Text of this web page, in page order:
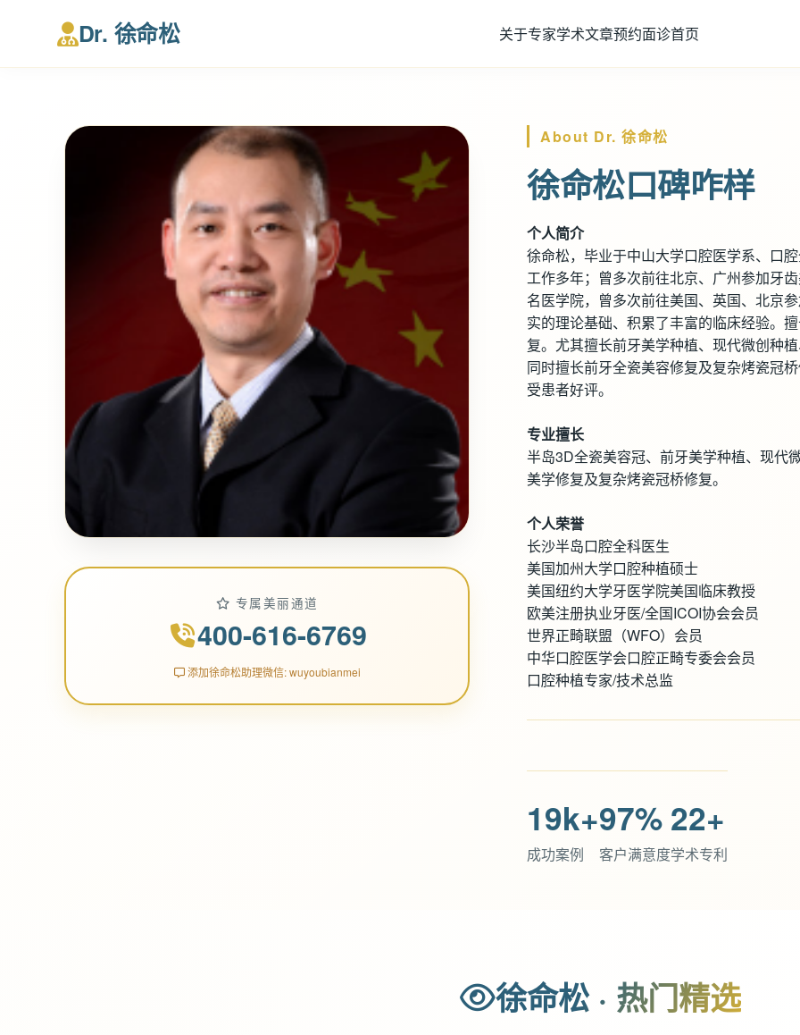
Dr. 徐命松 关于专家学术文章预约面诊首页
专属美丽通道
400-616-6769
添加徐命松助理微信: wuyoubianmei
About Dr. 徐命松
徐命松口碑咋样
个人简介
徐命松，毕业于中山大学口腔医学系、口
工作多年；曾多次前往北京、广州参加牙
名医学院，曾多次前往美国、英国、北京
实的理论基础、积累了丰富的临床经验。
复。尤其擅长前牙美学种植、现代微创种
同时擅长前牙全瓷美容修复及复杂烤瓷冠
受患者好评。
专业擅长
半岛3D全瓷美容冠、前牙美学种植、现代
美学修复及复杂烤瓷冠桥修复。
个人荣誉
长沙半岛口腔全科医生
美国加州大学口腔种植硕士
美国纽约大学牙医学院美国临床教授
欧美注册执业牙医/全国ICOI协会会员
世界正畸联盟（WFO）会员
中华口腔医学会口腔正畸专委会会员
口腔种植专家/技术总监
19k+
成功案例
97%
客户满意度
22+
学术专利
徐命松 · 热门精选